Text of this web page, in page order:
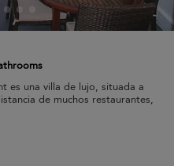
es una villa de lujo, situada a
de muchos restaurantes,